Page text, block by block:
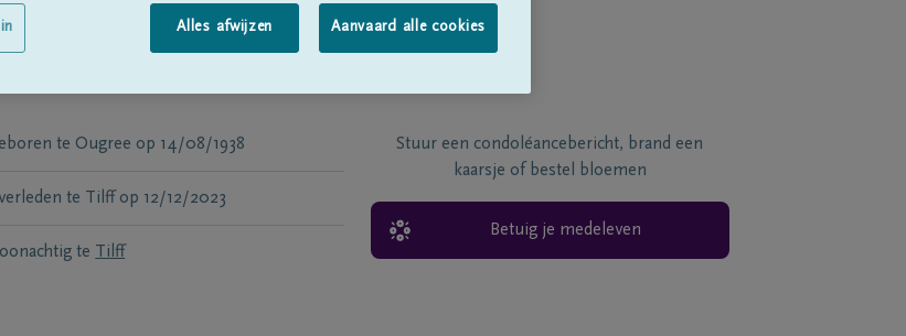
te Ougree op 14/08/1938
te Tilff op 12/12/2023
te Tilff
Stuur een condoléancebericht, brand een
kaarsje of bestel bloemen
Betuig je medeleven
Alles afwijzen Aanvaard alle cookies